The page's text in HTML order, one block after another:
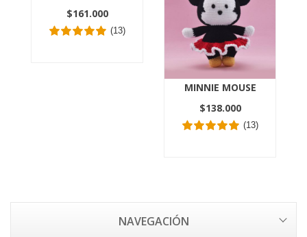
$161.000
(13)
MINNIE MOUSE
$138.000
(13)
NAVEGACIÓN